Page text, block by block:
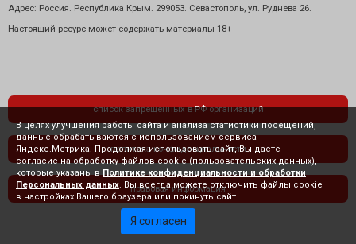
Адрес: Россия. Республика Крым. 299053. Севастополь, ул. Руднева 26.
Настоящий ресурс может содержать материалы 18+
список запрещенных в РФ организаций
политика конфиденциальности
правовая информация
В целях улучшения работы сайта и анализа статистики посещений,
данные обрабатываются с использованием сервиса
Яндекс.Метрика. Продолжая использовать сайт, Вы даете
согласие на обработку файлов cookie (пользовательских данных),
которые указаны в Политике конфиденциальности и обработки
Персональных данных . Вы всегда можете отключить файлы cookie
в настройках Вашего браузера или покинуть сайт.
Я согласен